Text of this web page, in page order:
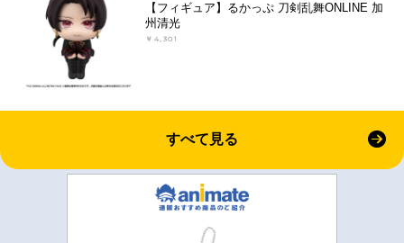
【フィギュア】るかっぷ 刀剣乱舞ONLINE 加
州清光
￥4,301
すべて見る